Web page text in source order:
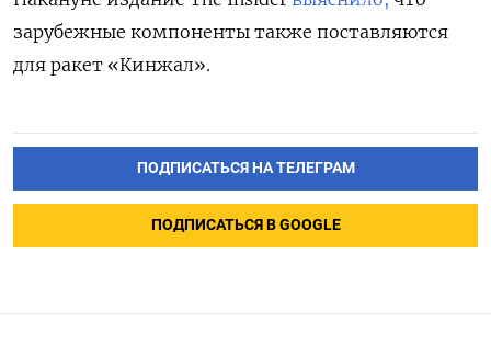
зарубежные компоненты также поставляются
для ракет «Кинжал».
ПОДПИСАТЬСЯ НА ТЕЛЕГРАМ
ПОДПИСАТЬСЯ В GOOGLE